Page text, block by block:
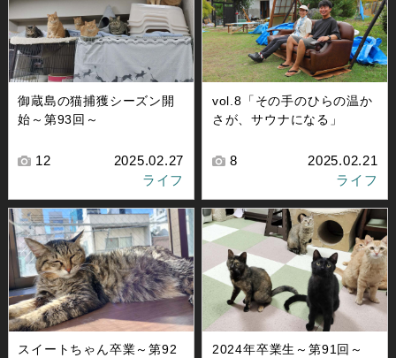
御蔵島の猫捕獲シーズン開
始～第93回～
12
2025.02.27
ライフ
vol.8「その手のひらの温か
さが、サウナになる」
8
2025.02.21
ライフ
スイートちゃん卒業～第92
2024年卒業生～第91回～